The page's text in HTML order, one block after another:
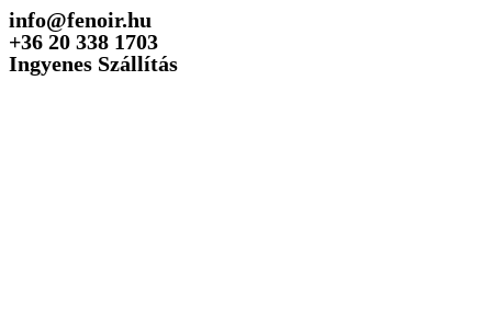
Skip
to
content
info@fenoir.hu
+36 20 338 1703
Ingyenes Szállítás